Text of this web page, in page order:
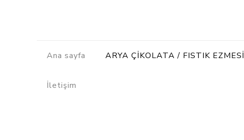
Ana sayfa ARYA ÇİKOLATA / FISTIK EZMESİ
İletişim